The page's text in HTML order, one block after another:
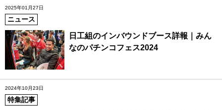
2025年01月27日
ニュース
日工組のインバウンドブース詳報｜みん
なのパチンコフェス2024
2024年10月23日
特集記事